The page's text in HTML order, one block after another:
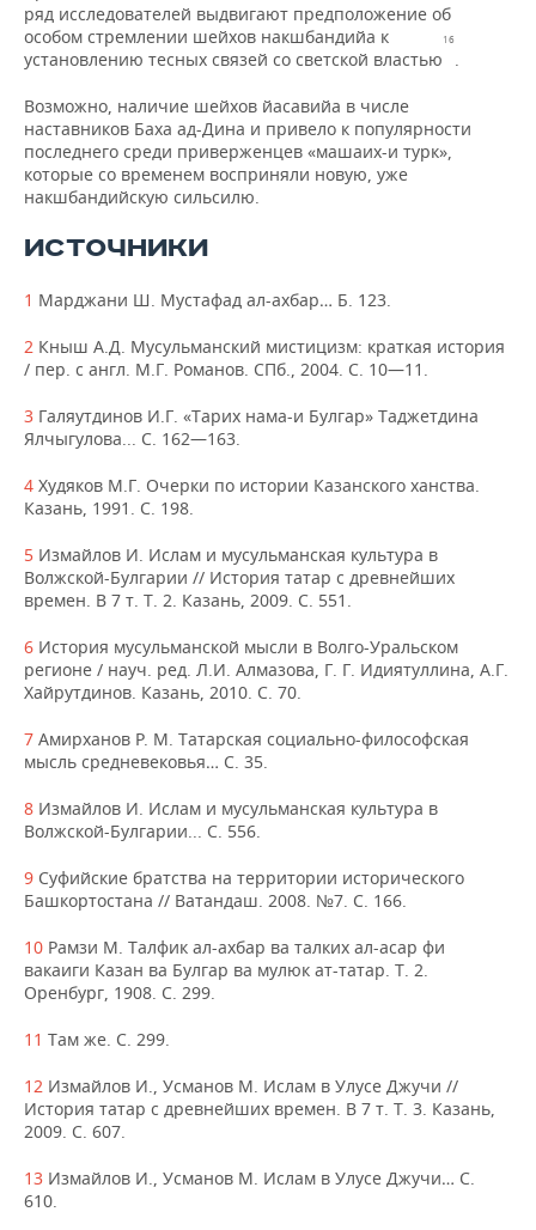
ряд исследователей выдвигают предположение об
особом стремлении шейхов накшбандийа к
установлению тесных связей со светской властью
16
.
Возможно, наличие шейхов йасавийа в числе
наставников Баха ад-Дина и привело к популярности
последнего среди приверженцев «машаих-и турк»,
которые со временем восприняли новую, уже
накшбандийскую сильсилю.
ИСТОЧНИКИ
1 Марджани Ш. Мустафад ал-ахбар… Б. 123.
2 Кныш А.Д. Мусульманский мистицизм: краткая история
/ пер. с англ. М.Г. Романов. СПб., 2004. С. 10—11.
3 Галяутдинов И.Г. «Тарих нама-и Булгар» Таджетдина
Ялчыгулова... С. 162—163.
4 Худяков М.Г. Очерки по истории Казанского ханства.
Казань, 1991. С. 198.
5 Измайлов И. Ислам и мусульманская культура в
Волжской-Булгарии // История татар с древнейших
времен. В 7 т. Т. 2. Казань, 2009. С. 551.
6 История мусульманской мысли в Волго-Уральском
регионе / науч. ред. Л.И. Алмазова, Г. Г. Идиятуллина, А.Г.
Хайрутдинов. Казань, 2010. С. 70.
7 Амирханов Р. М. Татарская социально-философская
мысль средневековья… С. 35.
8 Измайлов И. Ислам и мусульманская культура в
Волжской-Булгарии... С. 556.
9 Суфийские братства на территории исторического
Башкортостана // Ватандаш. 2008. №7. С. 166.
10 Рамзи М. Талфик ал-ахбар ва талких ал-асар фи
вакаиги Казан ва Булгар ва мулюк ат-татар. Т. 2.
Оренбург, 1908. С. 299.
11 Там же. С. 299.
12 Измайлов И., Усманов М. Ислам в Улусе Джучи //
История татар с древнейших времен. В 7 т. Т. 3. Казань,
2009. С. 607.
13 Измайлов И., Усманов М. Ислам в Улусе Джучи… С.
610.